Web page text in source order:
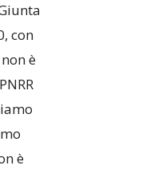
con
è
è